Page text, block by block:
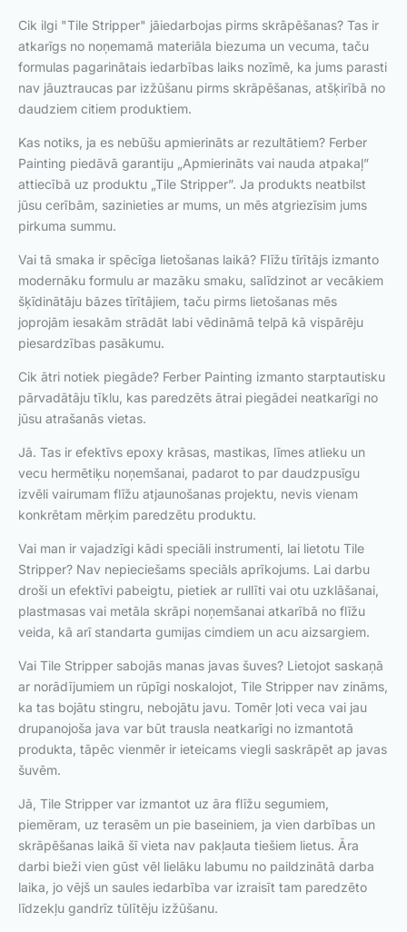
Cik ilgi "Tile Stripper" jāiedarbojas pirms skrāpēšanas? Tas ir
atkarīgs no noņemamā materiāla biezuma un vecuma, taču
formulas pagarinātais iedarbības laiks nozīmē, ka jums parasti
nav jāuztraucas par izžūšanu pirms skrāpēšanas, atšķirībā no
daudziem citiem produktiem.
Kas notiks, ja es nebūšu apmierināts ar rezultātiem? Ferber
Painting piedāvā garantiju „Apmierināts vai nauda atpakaļ”
attiecībā uz produktu „Tile Stripper”. Ja produkts neatbilst
jūsu cerībām, sazinieties ar mums, un mēs atgriezīsim jums
pirkuma summu.
Vai tā smaka ir spēcīga lietošanas laikā? Flīžu tīrītājs izmanto
modernāku formulu ar mazāku smaku, salīdzinot ar vecākiem
šķīdinātāju bāzes tīrītājiem, taču pirms lietošanas mēs
joprojām iesakām strādāt labi vēdināmā telpā kā vispārēju
piesardzības pasākumu.
Cik ātri notiek piegāde? Ferber Painting izmanto starptautisku
pārvadātāju tīklu, kas paredzēts ātrai piegādei neatkarīgi no
jūsu atrašanās vietas.
Jā. Tas ir efektīvs epoxy krāsas, mastikas, līmes atlieku un
vecu hermētiķu noņemšanai, padarot to par daudzpusīgu
izvēli vairumam flīžu atjaunošanas projektu, nevis vienam
konkrētam mērķim paredzētu produktu.
Vai man ir vajadzīgi kādi speciāli instrumenti, lai lietotu Tile
Stripper? Nav nepieciešams speciāls aprīkojums. Lai darbu
droši un efektīvi pabeigtu, pietiek ar rullīti vai otu uzklāšanai,
plastmasas vai metāla skrāpi noņemšanai atkarībā no flīžu
veida, kā arī standarta gumijas cimdiem un acu aizsargiem.
Vai Tile Stripper sabojās manas javas šuves? Lietojot saskaņā
ar norādījumiem un rūpīgi noskalojot, Tile Stripper nav zināms,
ka tas bojātu stingru, nebojātu javu. Tomēr ļoti veca vai jau
drupanojoša java var būt trausla neatkarīgi no izmantotā
produkta, tāpēc vienmēr ir ieteicams viegli saskrāpēt ap javas
šuvēm.
Jā, Tile Stripper var izmantot uz āra flīžu segumiem,
piemēram, uz terasēm un pie baseiniem, ja vien darbības un
skrāpēšanas laikā šī vieta nav pakļauta tiešiem lietus. Āra
darbi bieži vien gūst vēl lielāku labumu no paildzinātā darba
laika, jo vējš un saules iedarbība var izraisīt tam paredzēto
līdzekļu gandrīz tūlītēju izžūšanu.